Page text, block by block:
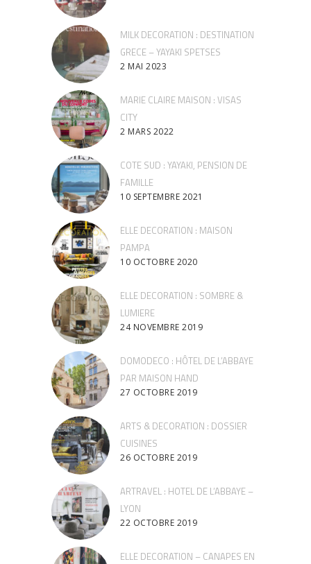
MILK DECORATION : DESTINATION
GRECE – YAYAKI SPETSES
2 MAI 2023
MARIE CLAIRE MAISON : VISAS
CITY
2 MARS 2022
COTE SUD : YAYAKI, PENSION DE
FAMILLE
10 SEPTEMBRE 2021
ELLE DECORATION : MAISON
PAMPA
10 OCTOBRE 2020
ELLE DECORATION : SOMBRE &
LUMIERE
24 NOVEMBRE 2019
DOMODECO : HÔTEL DE L’ABBAYE
PAR MAISON HAND
27 OCTOBRE 2019
ARTS & DECORATION : DOSSIER
CUISINES
26 OCTOBRE 2019
ARTRAVEL : HOTEL DE L’ABBAYE –
LYON
22 OCTOBRE 2019
ELLE DECORATION – CANAPES EN